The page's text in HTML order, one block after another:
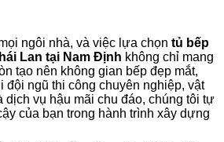
ngôi nhà, và việc lựa chọn tủ bếp
Lan tại Nam Định không chỉ mang
tạo nên không gian bếp đẹp mắt,
đội ngũ thi công chuyên nghiệp, vật
dịch vụ hậu mãi chu đáo, chúng tôi tự
của bạn trong hành trình xây dựng